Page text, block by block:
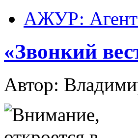
АЖУР:
«Звонкий
Автор: